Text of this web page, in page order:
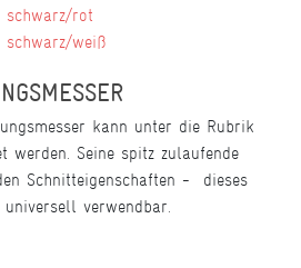
schwarz/rot
schwarz/weiß
kann unter die Rubrik
werden. Seine spitz zulaufende
Schnitteigenschaften - dieses
verwendbar.